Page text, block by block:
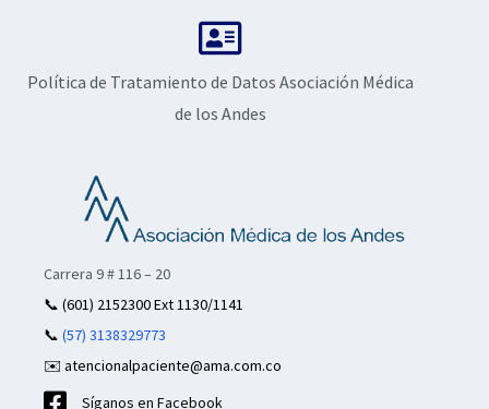
Política de Tratamiento de Datos Asociación Médica
de los Andes
Carrera 9 # 116 – 20
📞 (601) 2152300 Ext 1130/1141
📞 (57) 3138329773
✉️ atencionalpaciente@ama.com.co
Síganos en Facebook